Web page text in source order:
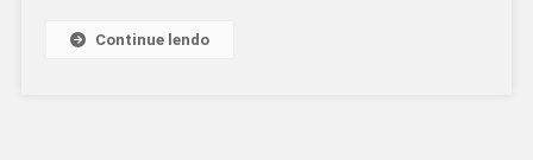
Continue lendo